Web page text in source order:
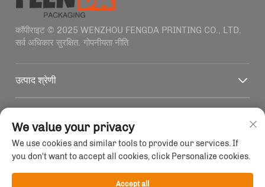
कॉपीराइट © 2025 WENZHOU FENGDA PRINTING CO., LTD.
सर्व अधिकार सुरक्षित. गोपनीयता नीति
उत्पाद श्रेणी
संपर्क जानकारी
Office add : बिल्डिंग 4, नंबर 1915-2011 हैफ़ेन्ग रोड, वेंज़होऊ,
We value your privacy
We use cookies and similar tools to provide our services. If
you don't want to accept all cookies, click Personalize cookies.
Accept all